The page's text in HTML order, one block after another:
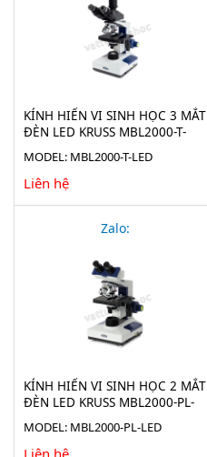
KÍNH HIỂN VI SINH HỌC 3 MẮT
ĐÈN LED KRUSS MBL2000-T-
MODEL: MBL2000-T-LED
Liên hệ
Zalo:
KÍNH HIỂN VI SINH HỌC 2 MẮT
ĐÈN LED KRUSS MBL2000-PL-
MODEL: MBL2000-PL-LED
Liên hệ